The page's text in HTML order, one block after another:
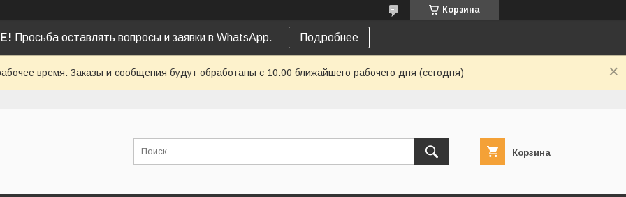
Корзина
Просьба оставлять вопросы и заявки в WhatsApp. Подробнее
время. Заказы и сообщения будут обработаны с 10:00 ближайшего рабочего дня (сегодня)
Корзина